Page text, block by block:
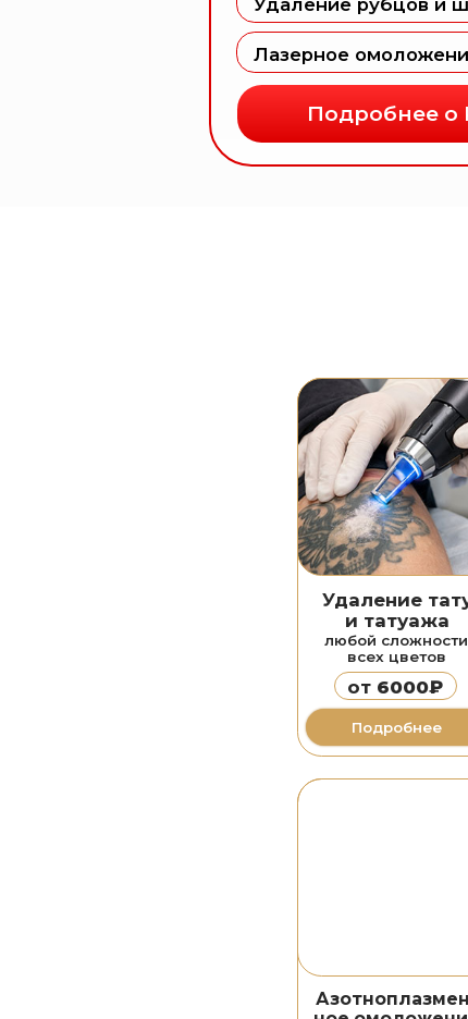
от
удаление пигмента
подтяжка кожи
Азотноплазмен-
ное омоложение
Подробнее
от 6000₽
любой сложности
всех цветов